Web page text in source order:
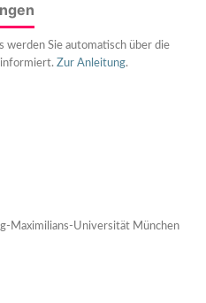
werden Sie automatisch über die
Zur Anleitung.
Maximilians-Universität München